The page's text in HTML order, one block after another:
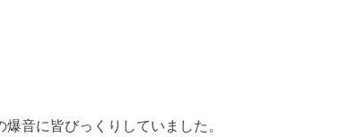
音に皆びっくりしていました。